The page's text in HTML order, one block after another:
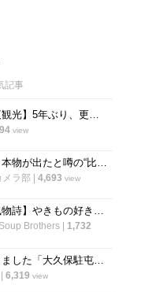
記事
【京都夜観光】5年ぶり、更に進化を遂げて復活 幻想的な癒しのライトアップ「東山観月路」
view
【京都】本物が出たと噂の“比叡山お化け屋敷”が26年ぶりに復活！あの恐怖体験が蘇る
メラ部 4,693 view
【夏の風物詩】やきもの好きよ、京都へ集え！清水焼の五条坂名物イベント「五条若宮陶器祭」
Brothers| 1,732
行ってきました「大久保駐屯地夏まつり」8/9は「桂駐屯地納涼夏祭り」開催【イベント】
6,319 view